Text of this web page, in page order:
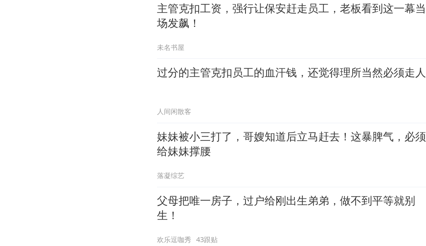
主管克扣工资，强行让保安赶走员工，老板看到这一幕当
场发飙！
未名书屋
过分的主管克扣员工的血汗钱，还觉得理所当然必须走人
人间闲散客
妹妹被小三打了，哥嫂知道后立马赶去！这暴脾气，必须
给妹妹撑腰
落凝综艺
父母把唯一房子，过户给刚出生弟弟，做不到平等就别
生！
欢乐逗咖秀 43跟贴